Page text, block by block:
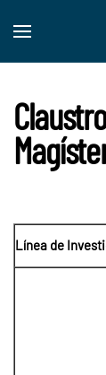
Skip to
Línea de